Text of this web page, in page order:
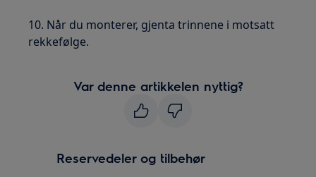
10. Når du monterer, gjenta trinnene i motsatt
rekkefølge.
Var denne artikkelen nyttig?
Reservedeler og tilbehør